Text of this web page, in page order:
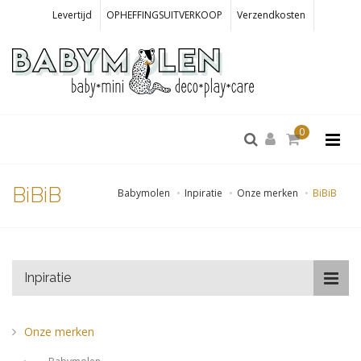
Levertijd OPHEFFINGSUITVERKOOP Verzendkosten
0
Babymolen Inpiratie Onze merken BiBiB
BiBiB
Inpiratie
Onze merken